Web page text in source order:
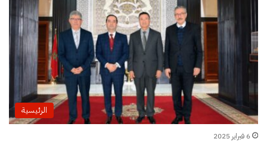
الرئيسية
6 فبراير 2025